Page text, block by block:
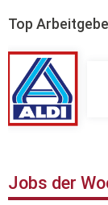
Top
Jobs der